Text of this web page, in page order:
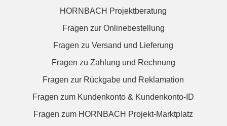
HORNBACH Projektberatung
Fragen zur Onlinebestellung
Fragen zu Versand und Lieferung
Fragen zu Zahlung und Rechnung
Fragen zur Rückgabe und Reklamation
Fragen zum Kundenkonto & Kundenkonto-ID
Fragen zum HORNBACH Projekt-Marktplatz